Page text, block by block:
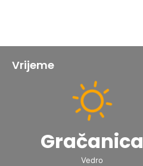
Vrijeme
Gračanica
Vedro